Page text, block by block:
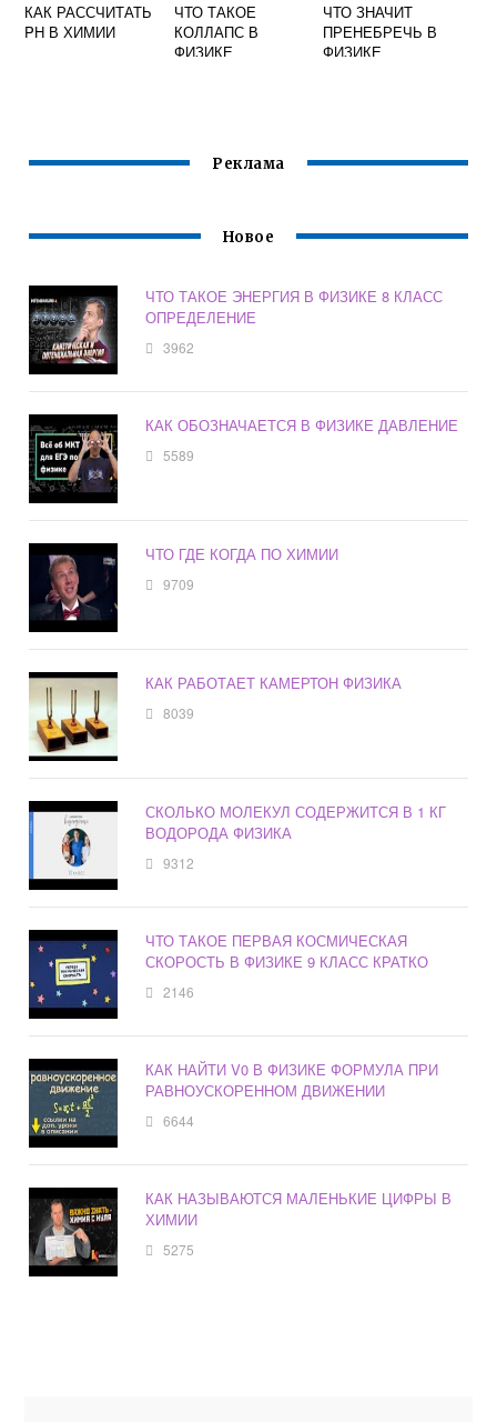
КАК РАССЧИТАТЬ
PH В ХИМИИ
ЧТО ТАКОЕ
КОЛЛАПС В
ФИЗИКЕ
ЧТО ЗНАЧИТ
ПРЕНЕБРЕЧЬ В
ФИЗИКЕ
Реклама
Новое
ЧТО ТАКОЕ ЭНЕРГИЯ В ФИЗИКЕ 8 КЛАСС
ОПРЕДЕЛЕНИЕ
3962
КАК ОБОЗНАЧАЕТСЯ В ФИЗИКЕ ДАВЛЕНИЕ
5589
ЧТО ГДЕ КОГДА ПО ХИМИИ
9709
КАК РАБОТАЕТ КАМЕРТОН ФИЗИКА
8039
СКОЛЬКО МОЛЕКУЛ СОДЕРЖИТСЯ В 1 КГ
ВОДОРОДА ФИЗИКА
9312
ЧТО ТАКОЕ ПЕРВАЯ КОСМИЧЕСКАЯ
СКОРОСТЬ В ФИЗИКЕ 9 КЛАСС КРАТКО
2146
КАК НАЙТИ V0 В ФИЗИКЕ ФОРМУЛА ПРИ
РАВНОУСКОРЕННОМ ДВИЖЕНИИ
6644
КАК НАЗЫВАЮТСЯ МАЛЕНЬКИЕ ЦИФРЫ В
ХИМИИ
5275